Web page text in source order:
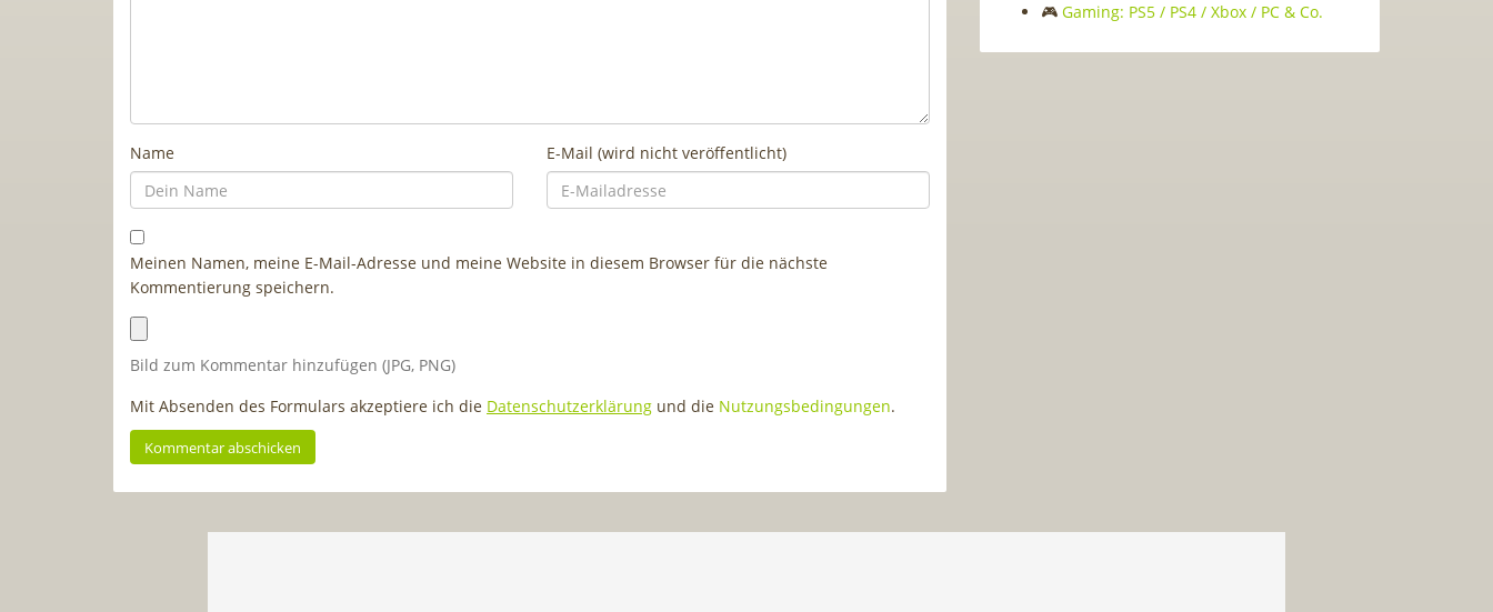
Name E-Mail (wird nicht veröffentlicht)
Meinen Namen, meine E-Mail-Adresse und meine Website in diesem Browser für die nächste
Kommentierung speichern.
Bild zum Kommentar hinzufügen (JPG, PNG)
Mit Absenden des Formulars akzeptiere ich die Datenschutzerklärung und die Nutzungsbedingungen.
🎮 Gaming: PS5 / PS4 / Xbox / PC & Co.